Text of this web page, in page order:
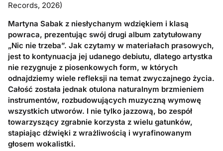
Records, 2026)
Martyna Sabak z niesłychanym wdziękiem i klasą
powraca, prezentując swój drugi album zatytułowany
„Nic nie trzeba”. Jak czytamy w materiałach prasowych,
jest to kontynuacja jej udanego debiutu, dlatego artystka
nie rezygnuje z piosenkowych form, w których
odnajdziemy wiele refleksji na temat zwyczajnego życia.
Całość została jednak otulona naturalnym brzmieniem
instrumentów, rozbudowujących muzyczną wymowę
wszystkich utworów. I nie tylko jazzową, bo zespół
towarzyszący zgrabnie korzysta z wielu gatunków,
stapiając dźwięki z wrażliwością i wyrafinowanym
głosem wokalistki.